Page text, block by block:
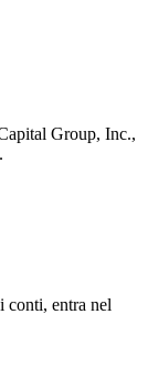
Group, Inc.,
conti, entra nel